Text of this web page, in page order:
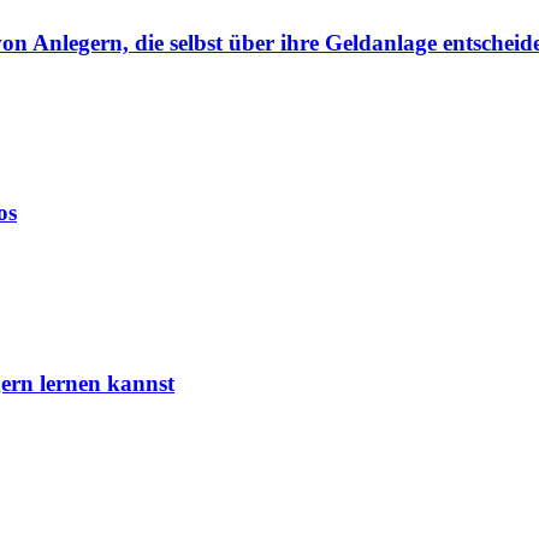
Anlegern, die selbst über ihre Geldanlage
lernen kannst